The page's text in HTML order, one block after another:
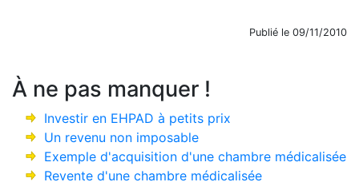
Publié le 09/11/2010
À ne pas manquer !
Investir en EHPAD à petits prix
Un revenu non imposable
Exemple d'acquisition d'une chambre médicalisée
Revente d'une chambre médicalisée